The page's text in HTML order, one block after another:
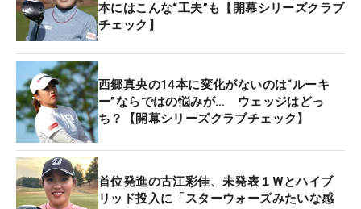
本にはこんな“工夫”も【開幕シリーズクラブ
チェック】
西郷真央の14本に変化がないのは“ルーキ
ー”ならではの悩みが… ウェッジはどっ
ち？【開幕シリーズクラブチェック】
首位発進の古江彩佳、未発表１Wとハイブ
リッド投入に「スターウォーズみたいな感